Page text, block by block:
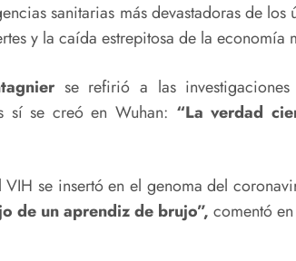
sanitarias más devastadoras de los
y la caída estrepitosa de la economía
se refirió a las investigaciones
sí se creó en Wuhan: “La verdad
se insertó en el genoma del
de un aprendiz de brujo”, comentó